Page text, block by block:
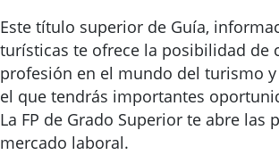
Este título superior de Guía,
turísticas te ofrece la posibilidad de
profesión en el mundo del turismo
el que tendrás importantes
La FP de Grado Superior te abre las
mercado laboral.